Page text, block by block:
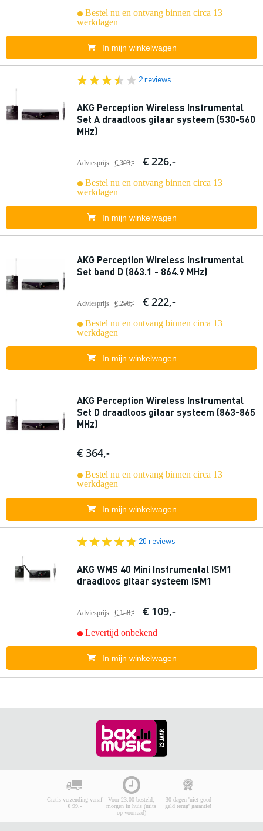
Bestel nu en ontvang binnen circa 13
werkdagen
In mijn winkelwagen
2 reviews
AKG Perception Wireless Instrumental
Set A draadloos gitaar systeem (530-560
MHz)
Adviesprijs € 303,- € 226,-
Bestel nu en ontvang binnen circa 13
werkdagen
In mijn winkelwagen
AKG Perception Wireless Instrumental
Set band D (863.1 - 864.9 MHz)
Adviesprijs € 296,- € 222,-
Bestel nu en ontvang binnen circa 13
werkdagen
In mijn winkelwagen
AKG Perception Wireless Instrumental
Set D draadloos gitaar systeem (863-865
MHz)
€ 364,-
Bestel nu en ontvang binnen circa 13
werkdagen
In mijn winkelwagen
20 reviews
AKG WMS 40 Mini Instrumental ISM1
draadloos gitaar systeem ISM1
Adviesprijs € 158,- € 109,-
Levertijd onbekend
In mijn winkelwagen
Gratis verzending vanaf
€ 99,-
Voor 23:00 besteld,
morgen in huis (mits
op voorraad)
30 dagen 'niet goed
geld terug' garantie!